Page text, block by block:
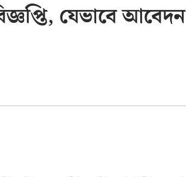
যেভাবে আবেদন